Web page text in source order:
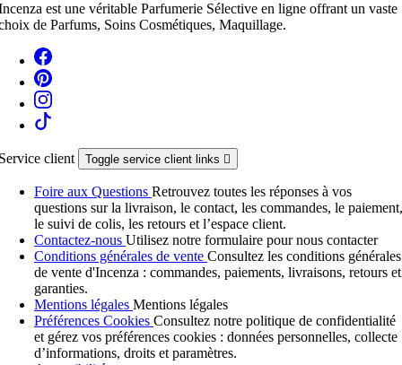
est une véritable Parfumerie Sélective en ligne offrant un vaste
de Parfums, Soins Cosmétiques, Maquillage.
client Toggle service client links 
Foire aux Questions Retrouvez toutes les réponses à vos
questions sur la livraison, le contact, les commandes, le paiement,
le suivi de colis, les retours et l’espace client.
Contactez-nous Utilisez notre formulaire pour nous contacter
Conditions générales de vente Consultez les conditions générales
de vente d'Incenza : commandes, paiements, livraisons, retours et
garanties.
Mentions légales Mentions légales
Préférences Cookies Consultez notre politique de confidentialité
et gérez vos préférences cookies : données personnelles, collecte
d’informations, droits et paramètres.